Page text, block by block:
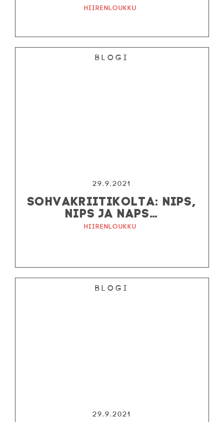
Hiirenloukku
Blogi
29.9.2021
SOHVAKRIITIKOLTA: NIPS,
NIPS JA NAPS…
Hiirenloukku
Blogi
29.9.2021